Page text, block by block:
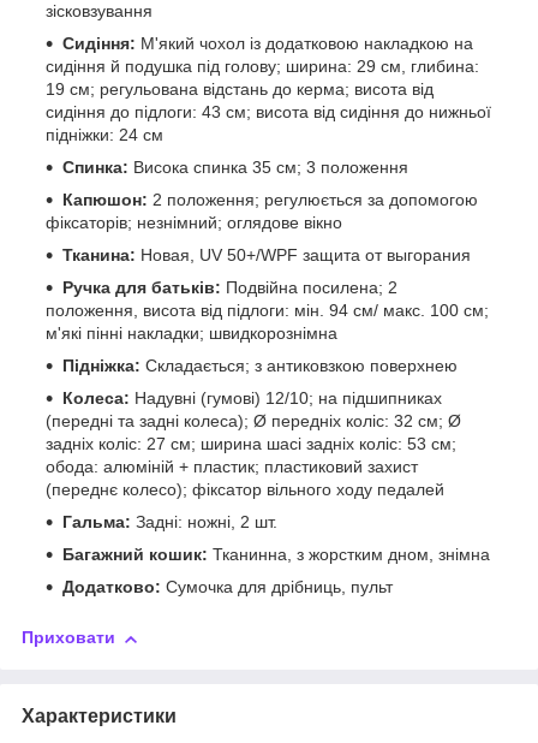
зісковзування
Сидіння: М'який чохол із додатковою накладкою на
сидіння й подушка під голову; ширина: 29 см, глибина:
19 см; регульована відстань до керма; висота від
сидіння до підлоги: 43 см; висота від сидіння до нижньої
підніжки: 24 см
Спинка: Висока спинка 35 см; 3 положення
Капюшон: 2 положення; регулюється за допомогою
фіксаторів; незнімний; оглядове вікно
Тканина: Новая, UV 50+/WPF защита от выгорания
Ручка для батьків: Подвійна посилена; 2
положення, висота від підлоги: мін. 94 см/ макс. 100 см;
м'які пінні накладки; швидкорознімна
Підніжка: Складається; з антиковзкою поверхнею
Колеса: Надувні (гумові) 12/10; на підшипниках
(передні та задні колеса); Ø передніх коліс: 32 см; Ø
задніх коліс: 27 см; ширина шасі задніх коліс: 53 см;
обода: алюміній + пластик; пластиковий захист
(переднє колесо); фіксатор вільного ходу педалей
Гальма: Задні: ножні, 2 шт.
Багажний кошик: Тканинна, з жорстким дном, знімна
Додатково: Сумочка для дрібниць, пульт
Приховати
Характеристики